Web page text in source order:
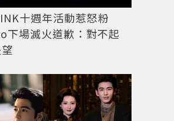
十週年活動惹怒粉
下場滅火道歉：對不起